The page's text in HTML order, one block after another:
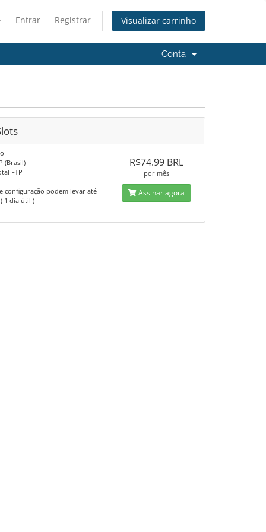
Entrar Registrar Visualizar carrinho
Conta
(Brasil)
FTP
configuração podem levar até
1 dia útil )
R$74.99 BRL
por mês
Assinar agora